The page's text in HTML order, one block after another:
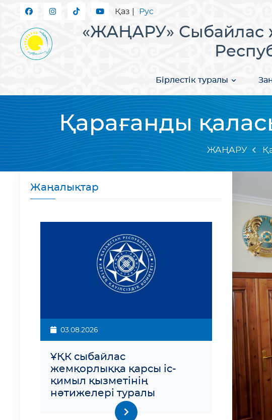
Қаз Рус
«ЖАҢАРУ» Сыбайлас
Бірлестік туралы
Қарағанды
ЖАҢАРУ
Жаңалықтар
03.08.2026
ҰҚК сыбайлас
жемқорлыққа қарсы іс-
қимыл қызметінің
нәтижелері туралы